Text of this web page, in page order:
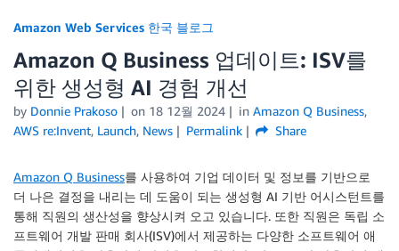
홈
에디션
Amazon Web Services 한국 블로그
Amazon Q Business 업데이트: ISV를
위한 생성형 AI 경험 개선
by Donnie Prakoso on 18 12월 2024 in Amazon Q Business,
AWS re:Invent, Launch, News Permalink Share
Amazon Q Business를 사용하여 기업 데이터 및 정보를 기반으로
더 나은 결정을 내리는 데 도움이 되는 생성형 AI 기반 어시스턴트를
통해 직원의 생산성을 향상시켜 오고 있습니다. 또한 직원은 독립 소
프트웨어 개발 판매 회사(ISV)에서 제공하는 다양한 소프트웨어 애